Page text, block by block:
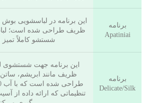
برنامه
Apatiniai
این برنامه در لباسشویی
ظریف طراحی شده است؛
شستشو کاملاً
برنامه
Delicate/Silk
این برنامه جهت
ظریف مانند ابریشم،
تنظیماتی که ارائه داده از